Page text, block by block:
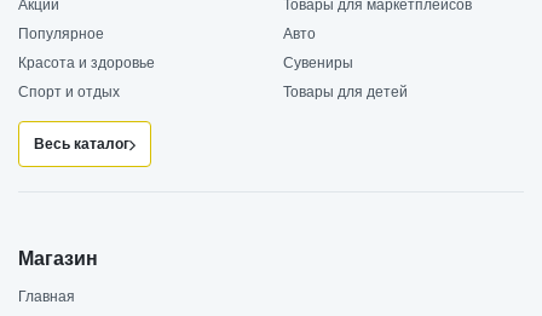
Акции
Товары для маркетплейсов
Популярное
Авто
Красота и здоровье
Сувениры
Спорт и отдых
Товары для детей
Весь каталог
Магазин
Главная